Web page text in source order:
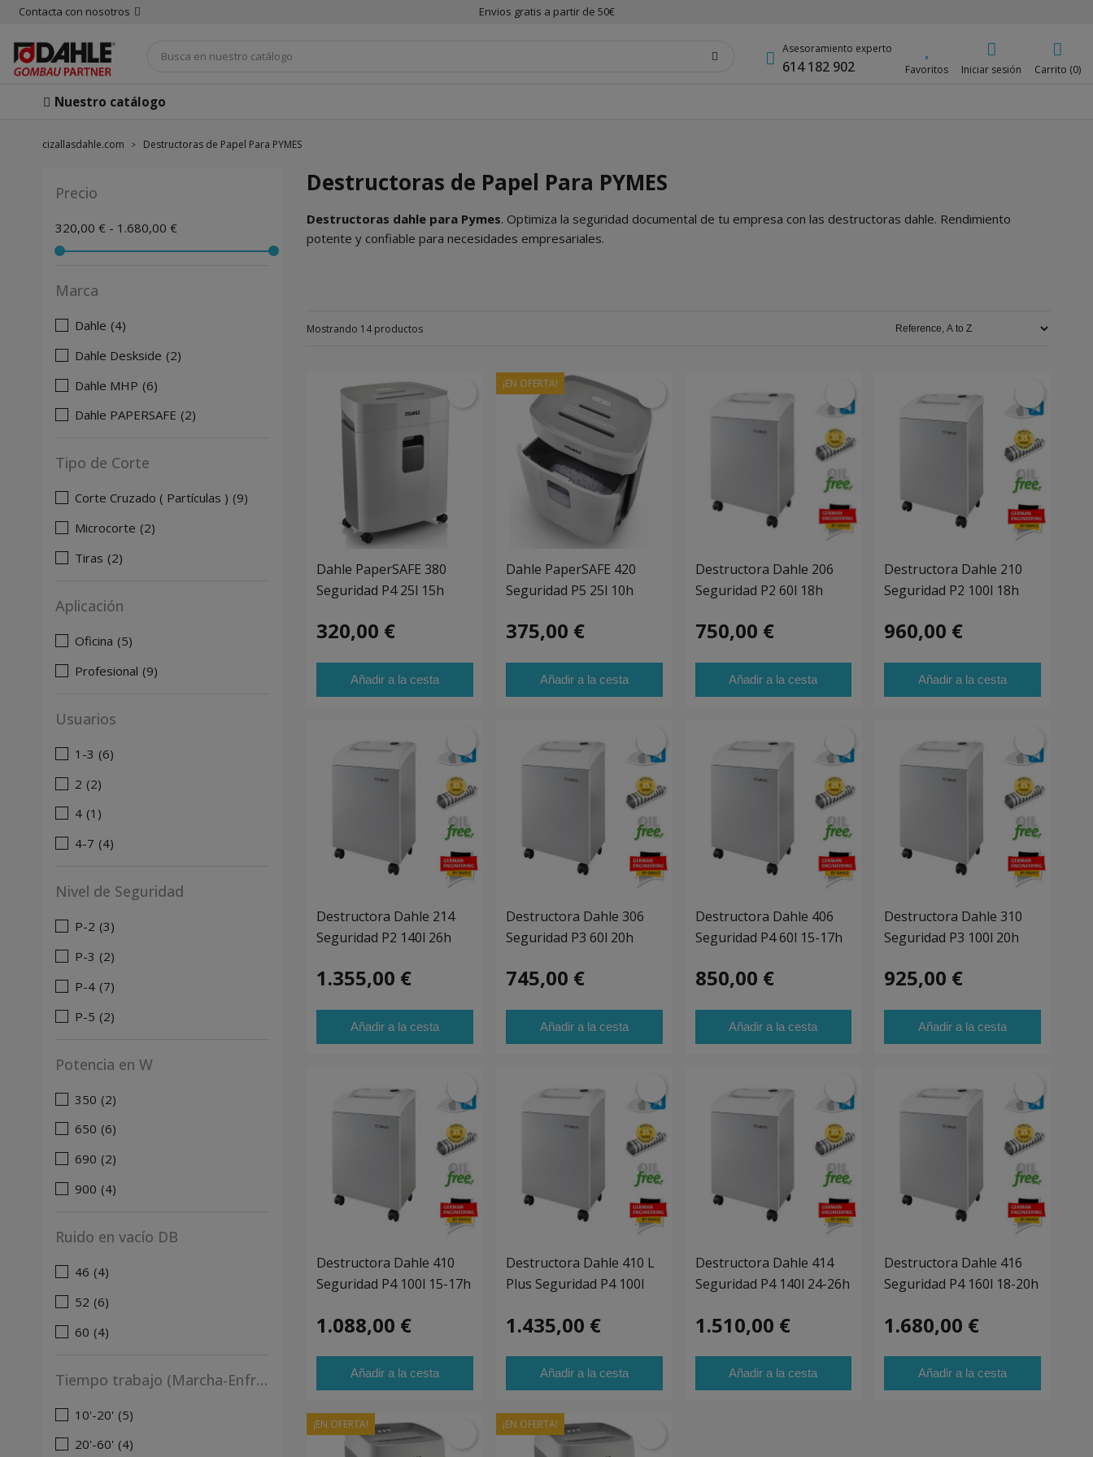
Contacta con nosotros Envios gratis a partir de 50€
Asesoramiento experto
614 182 902 Favoritos Iniciar sesión Carrito (0)
Nuestro catálogo
cizallasdahle.com Destructoras de Papel Para PYMES
Precio
320,00 € - 1.680,00 €
Marca
Dahle (4)
Dahle Deskside (2)
Dahle MHP (6)
Dahle PAPERSAFE (2)
Tipo de Corte
Corte Cruzado ( Partículas ) (9)
Microcorte (2)
Tiras (2)
Aplicación
Oficina (5)
Profesional (9)
Usuarios
1-3 (6)
2 (2)
4 (1)
4-7 (4)
Nivel de Seguridad
P-2 (3)
P-3 (2)
P-4 (7)
P-5 (2)
Potencia en W
350 (2)
650 (6)
690 (2)
900 (4)
Ruido en vacío DB
46 (4)
52 (6)
60 (4)
Tiempo trabajo (Marcha-Enfriado)
10'-20' (5)
20'-60' (4)
Destructoras de Papel Para PYMES
Destructoras dahle para Pymes. Optimiza la seguridad documental de tu empresa con las destructoras dahle. Rendimiento
potente y confiable para necesidades empresariales.
Mostrando 14 productos
Dahle PaperSAFE 380
Seguridad P4 25l 15h
320,00 €
Añadir a la cesta
Dahle PaperSAFE 420
Seguridad P5 25l 10h
375,00 €
Añadir a la cesta
¡EN OFERTA!
Destructora Dahle 206
Seguridad P2 60l 18h
750,00 €
Añadir a la cesta
Destructora Dahle 210
Seguridad P2 100l 18h
960,00 €
Añadir a la cesta
Destructora Dahle 214
Seguridad P2 140l 26h
1.355,00 €
Añadir a la cesta
Destructora Dahle 306
Seguridad P3 60l 20h
745,00 €
Añadir a la cesta
Destructora Dahle 406
Seguridad P4 60l 15-17h
850,00 €
Añadir a la cesta
Destructora Dahle 310
Seguridad P3 100l 20h
925,00 €
Añadir a la cesta
Destructora Dahle 410
Seguridad P4 100l 15-17h
1.088,00 €
Añadir a la cesta
Destructora Dahle 410 L
Plus Seguridad P4 100l
1.435,00 €
Añadir a la cesta
Destructora Dahle 414
Seguridad P4 140l 24-26h
1.510,00 €
Añadir a la cesta
Destructora Dahle 416
Seguridad P4 160l 18-20h
1.680,00 €
Añadir a la cesta
¡EN OFERTA! ¡EN OFERTA!